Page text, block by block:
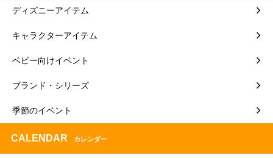
ディズニーアイテム
キャラクターアイテム
ベビー向けイベント
ブランド・シリーズ
季節のイベント
CALENDAR カレンダー